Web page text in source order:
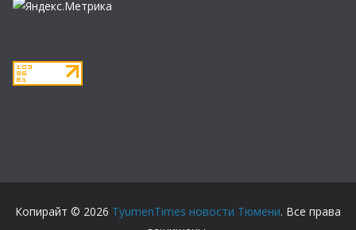
Копирайт © 2026 TyumenTimes новости Тюмени. Все права